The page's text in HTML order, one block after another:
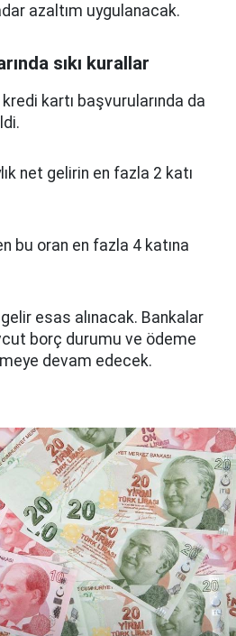
azaltım uygulanacak.
sıkı kurallar
kredi kartı başvurularında da
net gelirin en fazla 2 katı
bu oran en fazla 4 katına
esas alınacak. Bankalar
borç durumu ve ödeme
devam edecek.